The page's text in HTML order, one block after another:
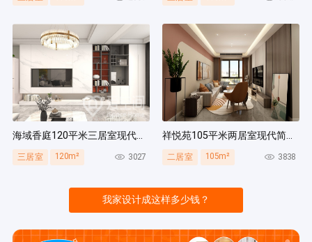
海域香庭120平米三居室现代简约风装修案例
三居室 120m² 3027
祥悦苑105平米两居室现代简约风装修案例
二居室 105m² 3838
我家设计成这样多少钱？